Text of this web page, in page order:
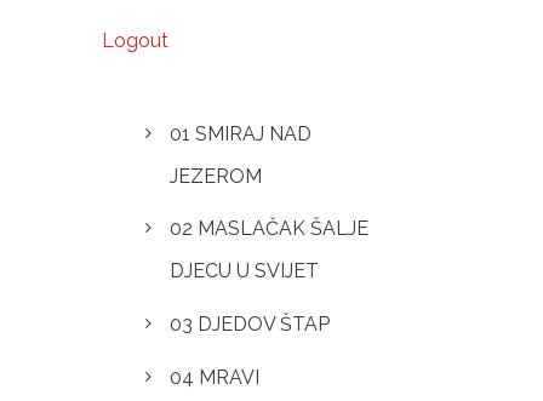
Logout
01 SMIRAJ NAD
JEZEROM
02 MASLAČAK ŠALJE
DJECU U SVIJET
03 DJEDOV ŠTAP
04 MRAVI